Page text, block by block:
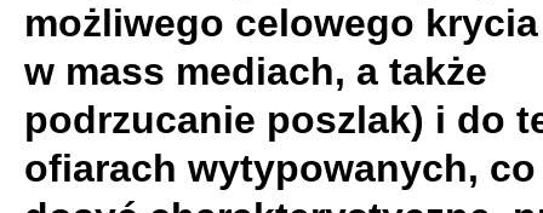
możliwego celowego
w mass mediach, a także
podrzucanie poszlak) i do
ofiarach wytypowanych,